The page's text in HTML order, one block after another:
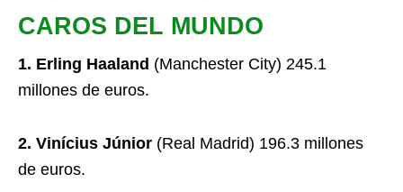
CAROS DEL MUNDO
1. Erling Haaland (Manchester City) 245.1
millones de euros.
2. Vinícius Júnior (Real Madrid) 196.3 millones
de euros.